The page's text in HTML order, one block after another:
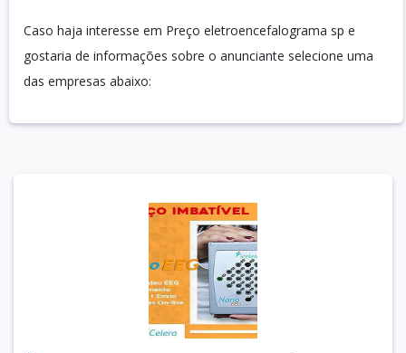
Caso haja interesse em Preço eletroencefalograma sp e
gostaria de informações sobre o anunciante selecione uma
das empresas abaixo: